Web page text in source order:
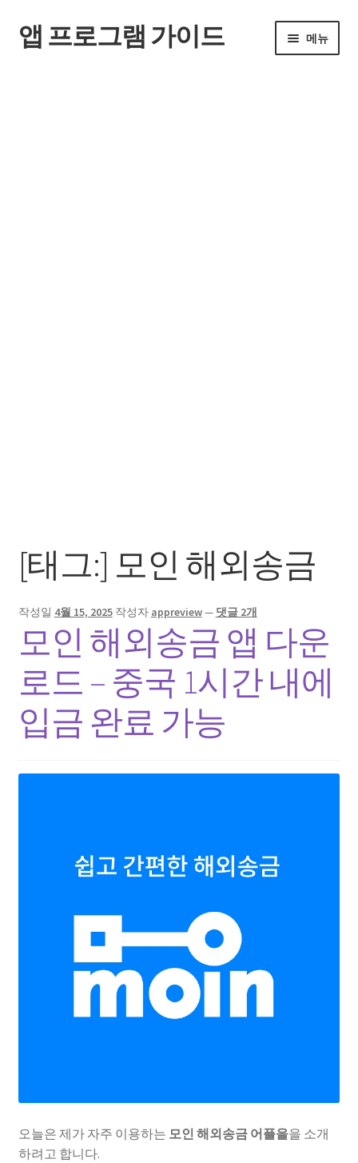
탐
색
컨
텐
앱 프로그램 가이드 메뉴
[태그:] 모인 해외송금
작성일 4월 15, 2025 작성자 appreview— 댓글 2개
모인 해외송금 앱 다운
로드 – 중국 1시간 내에
입금 완료 가능
오늘은 제가 자주 이용하는 모인 해외송금 어플을을 소개
하려고 합니다.